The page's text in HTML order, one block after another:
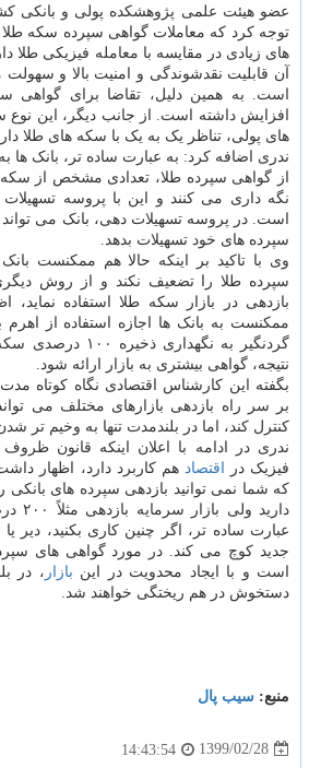
عضو هیئت علمی پژوهشکده پولی و بانکی
توجه کرد که معاملات گواهی سپرده سکه طلا
های زیادی در مقایسه با معامله فیزیکی طلا
آن قابلیت نقدشوندگی و امنیت بالا و سهولت
است. به همین دلیل، تقاضا برای گواهی
افزایش داشته است. از جانب دیگر، این نوع
های پولی، تناظر یک به یک با سکه های طلا
ندری اضافه کرد: به عبارت ساده تر، بانک
از گواهی سپرده طلا، تعدادی مشخص از سکه
نگه داری می کنند و این با پروسه
است. در پروسه تسهیلات دهی، بانک می
سپرده های خود تسهیلات بدهد.
وی با تاکید بر اینکه حالا هم ممکنست
سپرده طلا را تضعیف نکند و از روش
بازدهی در بازار سکه طلا استفاده نماید،
ممکنست به بانک ها اجازه استفاده از اهرم
گردنگیر به نگهداری
نتیجه، گواهی بیشتری به بازار ارائه شود.
بگفته این کارشناس اقتصادی نگاه کوتاه
بر سر راه بازدهی بازارهای مختلف می
کنترل کند، اما در بلندمدت تنها به وخیم تر
ندری در ادامه با اعلان اینکه قانون
فیزیک در
اقتصاد هم کاربرد دارد، اظهار
عبارت ساده تر، اگر چنین کاری بکنید، دیر یا
جدید کوچ می کند. در مورد گواهی های
است و با ایجاد محدویت در این بازار ، در
دستخوش در هم ریختگی خواهند شد.
منبع: سیب پال
1399/02/28
14:43:54